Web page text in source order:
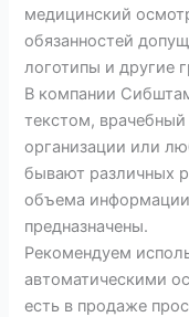
медицинский
обязанностей
логотипы и другие
В компании
текстом,
организации или
бывают различных
объема
предназначены.
Рекомендуем
автоматическими
есть в продаже